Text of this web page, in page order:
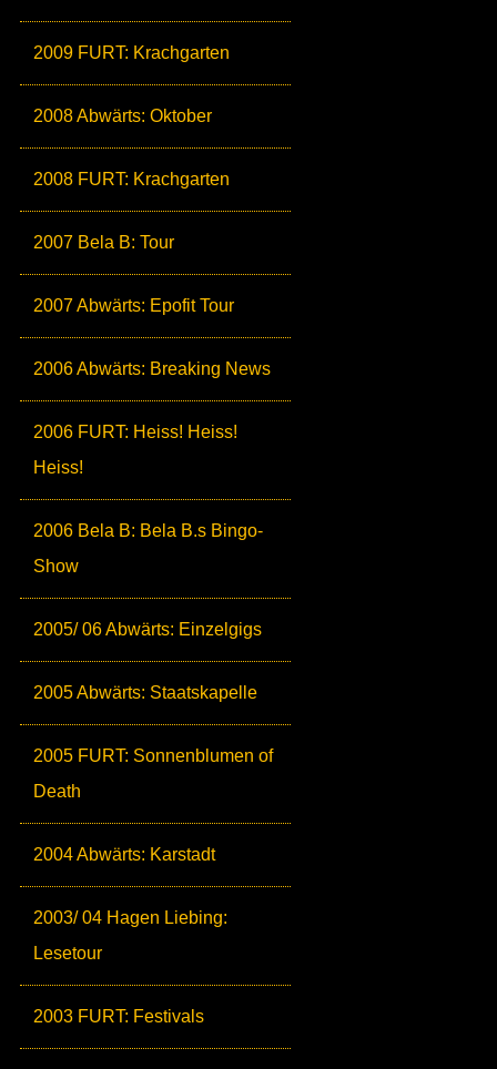
2009 FURT: Krachgarten
2008 Abwärts: Oktober
2008 FURT: Krachgarten
2007 Bela B: Tour
2007 Abwärts: Epofit Tour
2006 Abwärts: Breaking News
2006 FURT: Heiss! Heiss!
Heiss!
2006 Bela B: Bela B.s Bingo-
Show
2005/ 06 Abwärts: Einzelgigs
2005 Abwärts: Staatskapelle
2005 FURT: Sonnenblumen of
Death
2004 Abwärts: Karstadt
2003/ 04 Hagen Liebing:
Lesetour
2003 FURT: Festivals